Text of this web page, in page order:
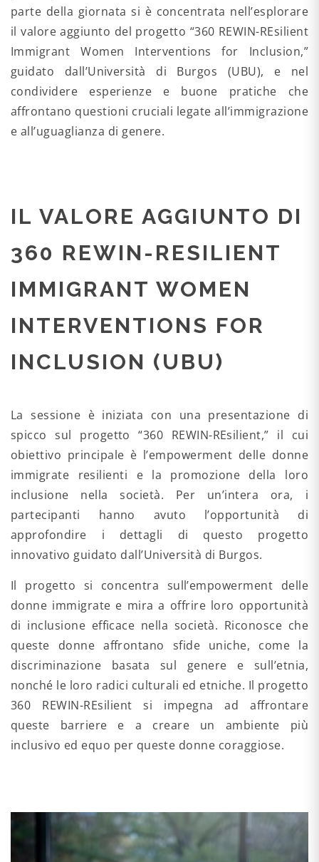
parte della giornata si è concentrata nell’esplorare
il valore aggiunto del progetto “360 REWIN-REsilient
Immigrant Women Interventions for Inclusion,”
guidato dall’Università di Burgos (UBU), e nel
condividere esperienze e buone pratiche che
affrontano questioni cruciali legate all’immigrazione
e all’uguaglianza di genere.
IL VALORE AGGIUNTO DI
360 REWIN-RESILIENT
IMMIGRANT WOMEN
INTERVENTIONS FOR
INCLUSION (UBU)
La sessione è iniziata con una presentazione di
spicco sul progetto “360 REWIN-REsilient,” il cui
obiettivo principale è l’empowerment delle donne
immigrate resilienti e la promozione della loro
inclusione nella società. Per un’intera ora, i
partecipanti hanno avuto l’opportunità di
approfondire i dettagli di questo progetto
innovativo guidato dall’Università di Burgos.
Il progetto si concentra sull’empowerment delle
donne immigrate e mira a offrire loro opportunità
di inclusione efficace nella società. Riconosce che
queste donne affrontano sfide uniche, come la
discriminazione basata sul genere e sull’etnia,
nonché le loro radici culturali ed etniche. Il progetto
360 REWIN-REsilient si impegna ad affrontare
queste barriere e a creare un ambiente più
inclusivo ed equo per queste donne coraggiose.